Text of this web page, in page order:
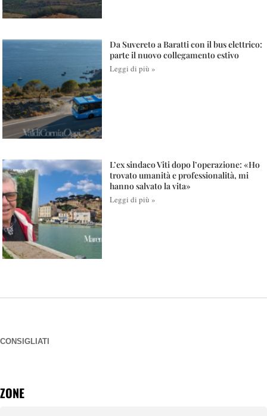
Da Suvereto a Baratti con il bus elettrico:
parte il nuovo collegamento estivo
Leggi di più »
L’ex sindaco Viti dopo l’operazione: «Ho
trovato umanità e professionalità, mi
hanno salvato la vita»
Leggi di più »
CONSIGLIATI
ZONE